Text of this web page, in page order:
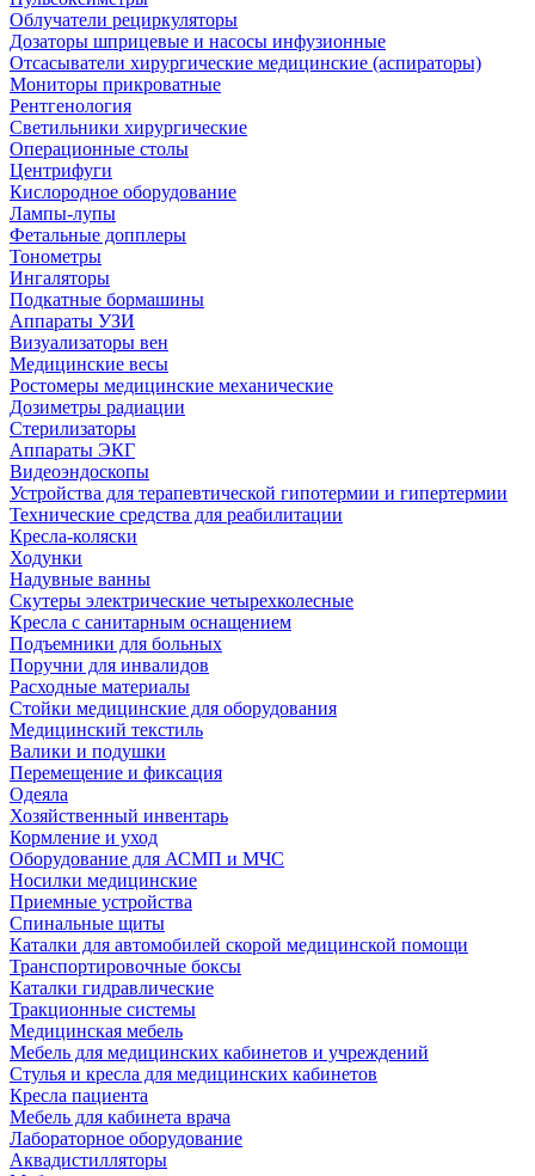
Облучатели рециркуляторы
Дозаторы шприцевые и насосы инфузионные
Отсасыватели хирургические медицинские (аспираторы)
Мониторы прикроватные
Рентгенология
Светильники хирургические
Операционные столы
Центрифуги
Кислородное оборудование
Лампы-лупы
Фетальные допплеры
Тонометры
Ингаляторы
Подкатные бормашины
Аппараты УЗИ
Визуализаторы вен
Медицинские весы
Ростомеры медицинские механические
Дозиметры радиации
Стерилизаторы
Аппараты ЭКГ
Видеоэндоскопы
Устройства для терапевтической гипотермии и гипертермии
Технические средства для реабилитации
Кресла-коляски
Ходунки
Надувные ванны
Скутеры электрические четырехколесные
Кресла с санитарным оснащением
Подъемники для больных
Поручни для инвалидов
Расходные материалы
Стойки медицинские для оборудования
Медицинский текстиль
Валики и подушки
Перемещение и фиксация
Одеяла
Хозяйственный инвентарь
Кормление и уход
Оборудование для АСМП и МЧС
Носилки медицинские
Приемные устройства
Спинальные щиты
Каталки для автомобилей скорой медицинской помощи
Транспортировочные боксы
Каталки гидравлические
Тракционные системы
Медицинская мебель
Мебель для медицинских кабинетов и учреждений
Стулья и кресла для медицинских кабинетов
Кресла пациента
Мебель для кабинета врача
Лабораторное оборудование
Аквадистилляторы